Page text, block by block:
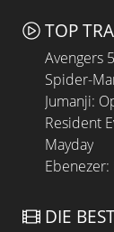
TOP
Avengers
Spider-
Jumanji:
Resident
Mayday
DIE